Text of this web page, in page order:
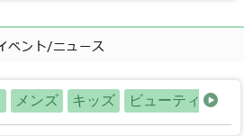
メンズ キッズ ビューティー・